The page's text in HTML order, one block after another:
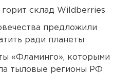
горит склад Wildberries
предложили
ради планеты
«Фламинго», которыми
тыловые регионы РФ